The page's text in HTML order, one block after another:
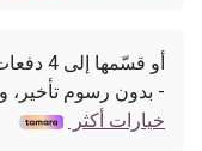
أو قسّمها إلى 4 دفعات بقيمة
- بدون رسوم تأخير،
خيارات أكثر